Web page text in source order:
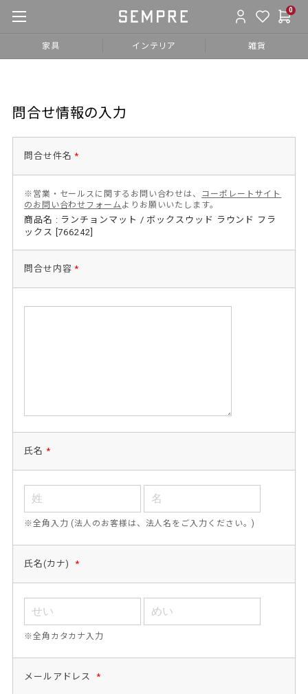
0
家具 インテリア 雑貨
問合せ情報の入力
問合せ件名 *
※営業・セールスに関するお問い合わせは、 コーポレートサイト
のお問い合わせフォーム よりお願いいたします。
商品名 : ランチョンマット / ボックスウッド ラウンド フラ
ックス [766242]
問合せ内容 *
氏名 *
※全角入力 (法人のお客様は、法人名をご入力ください。)
氏名(カナ) *
※全角カタカナ入力
メールアドレス *